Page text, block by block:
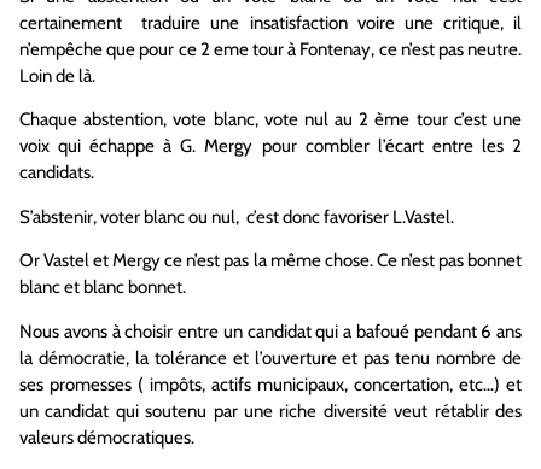
certainement traduire une insatisfaction voire une critique, il
n’empêche que pour ce 2 eme tour à Fontenay, ce n’est pas neutre.
Loin de là.
Chaque abstention, vote blanc, vote nul au 2 ème tour c’est une
voix qui échappe à G. Mergy pour combler l’écart entre les 2
candidats.
S’abstenir, voter blanc ou nul, c’est donc favoriser L.Vastel.
Or Vastel et Mergy ce n’est pas la même chose. Ce n’est pas bonnet
blanc et blanc bonnet.
Nous avons à choisir entre un candidat qui a bafoué pendant 6 ans
la démocratie, la tolérance et l’ouverture et pas tenu nombre de
ses promesses ( impôts, actifs municipaux, concertation, etc…) et
un candidat qui soutenu par une riche diversité veut rétablir des
valeurs démocratiques.